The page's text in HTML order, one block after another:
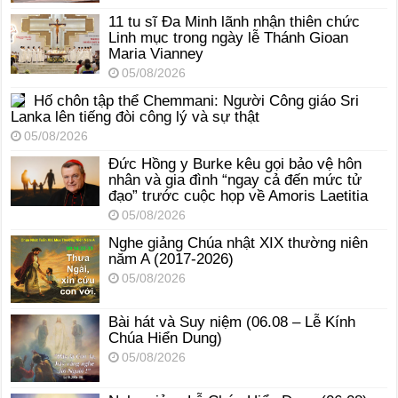
11 tu sĩ Đa Minh lãnh nhận thiên chức
Linh mục trong ngày lễ Thánh Gioan
Maria Vianney
05/08/2026
Hố chôn tập thể Chemmani: Người Công giáo Sri
Lanka lên tiếng đòi công lý và sự thật
05/08/2026
Đức Hồng y Burke kêu gọi bảo vệ hôn
nhân và gia đình “ngay cả đến mức tử
đạo” trước cuộc họp về Amoris Laetitia
05/08/2026
Nghe giảng Chúa nhật XIX thường niên
năm A (2017-2026)
05/08/2026
Bài hát và Suy niệm (06.08 – Lễ Kính
Chúa Hiển Dung)
05/08/2026